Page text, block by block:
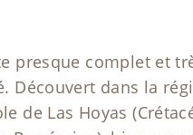
presque complet et
Découvert dans la
de Las Hoyas